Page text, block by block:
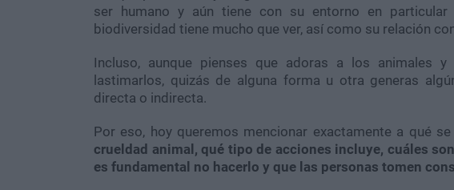
ser humano y aún tiene con su entorno en
biodiversidad tiene mucho que ver, así como su relación
Incluso, aunque pienses que adoras a los animales
lastimarlos, quizás de alguna forma u otra generas
directa o indirecta.
Por eso, hoy queremos mencionar exactamente a qué
crueldad animal, qué tipo de acciones incluye, cuáles
es fundamental no hacerlo y que las personas tomen